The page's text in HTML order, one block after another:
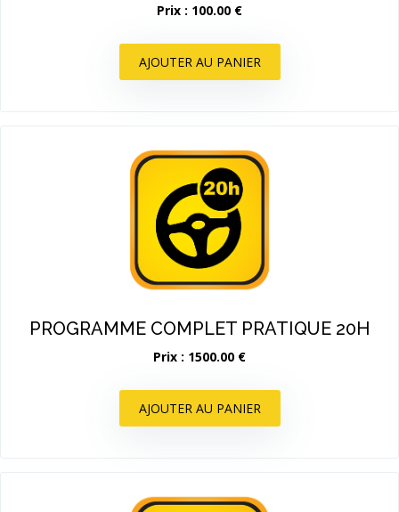
Prix : 100.00 €
AJOUTER AU PANIER
PROGRAMME COMPLET PRATIQUE 20H
Prix : 1500.00 €
AJOUTER AU PANIER